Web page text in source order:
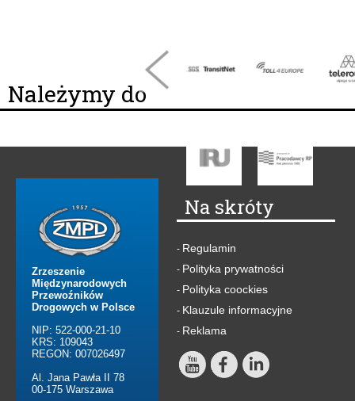
Należymy do
Zrzeszenie
Międzynarodowych
Przewoźników
Drogowych w Polsce
NIP: 522-000-21-10
KRS: 109043
REGON: 007026497
Al. Jana Pawła II 78
00-175 Warszawa
Na skróty
- Regulamin
- Polityka prywatności
- Polityka coockies
- Klauzule informacyjne
- Reklama